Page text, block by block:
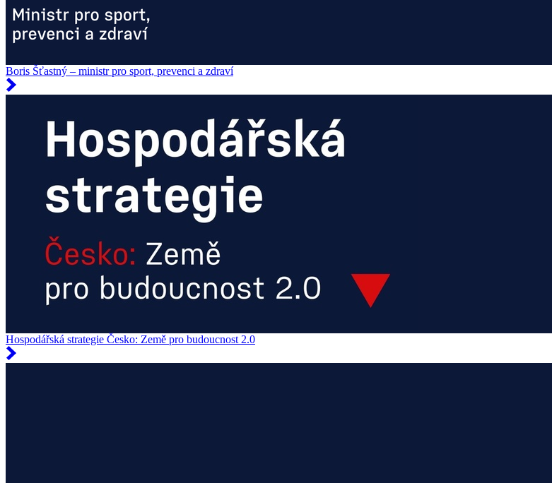
Boris Šťastný – ministr pro sport, prevenci a zdraví
Hospodářská strategie Česko: Země pro budoucnost 2.0